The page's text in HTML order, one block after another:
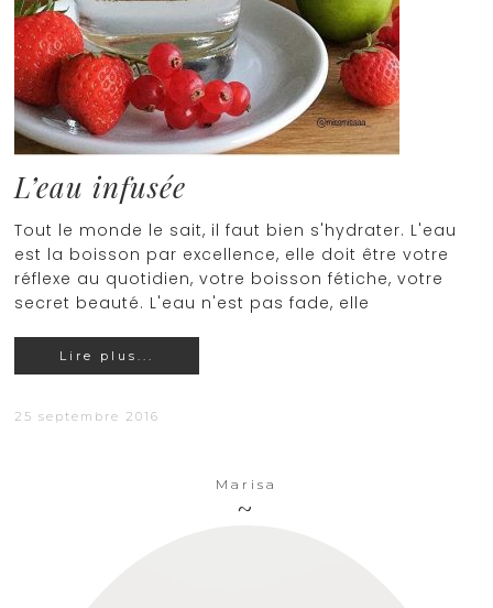
L’eau infusée
Tout le monde le sait, il faut bien s'hydrater. L'eau
est la boisson par excellence, elle doit être votre
réflexe au quotidien, votre boisson fétiche, votre
secret beauté. L'eau n'est pas fade, elle
Lire plus...
25 septembre 2016
Marisa